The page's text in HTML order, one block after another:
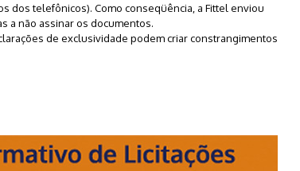
dos telefônicos). Como conseqüência, a Fittel enviou
a não assinar os documentos.
de exclusividade podem criar constrangimentos